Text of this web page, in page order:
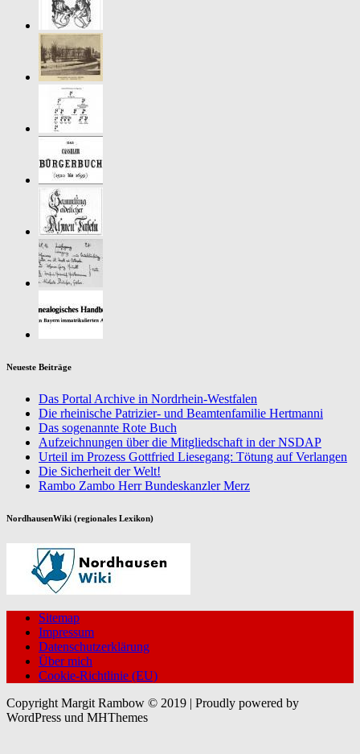
Neueste Beiträge
Das Portal Archive in Nordrhein-Westfalen
Die rheinische Patrizier- und Beamtenfamilie Hertmanni
Das sogenannte Rote Buch
Aufzeichnungen über die Mitgliedschaft in der NSDAP
Urteil im Prozess Gottfried Liesegang: Tötung auf Verlangen
Die Sicherheit der Welt!
Rambo Zambo Herr Bundeskanzler Merz
NordhausenWiki (regionales Lexikon)
Sitemap
Impressum
Datenschutzerklärung
Über mich
Cookie-Richtlinie (EU)
Copyright Margit Rambow © 2019 | Proudly powered by
WordPress und MHThemes